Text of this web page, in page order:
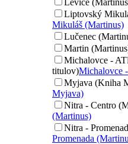
Levice
Liptovský
Mikuláš (Martinus)
Lučenec
Martin
Michalovce -
titulov)Michalovce
Myjava (Kniha
Myjava)
Nitra - Centro
(Martinus)
Nitra -
Promenada